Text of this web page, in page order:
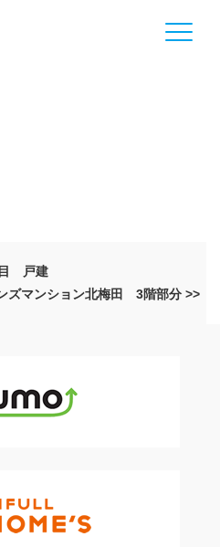
目 戸建
ズマンション北梅田 3階部分 >>